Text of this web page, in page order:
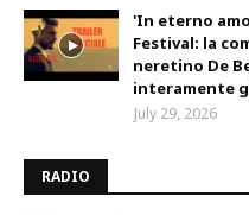
'In eterno
Festival: la
neretino De
interamente
July 29, 2026
RADIO